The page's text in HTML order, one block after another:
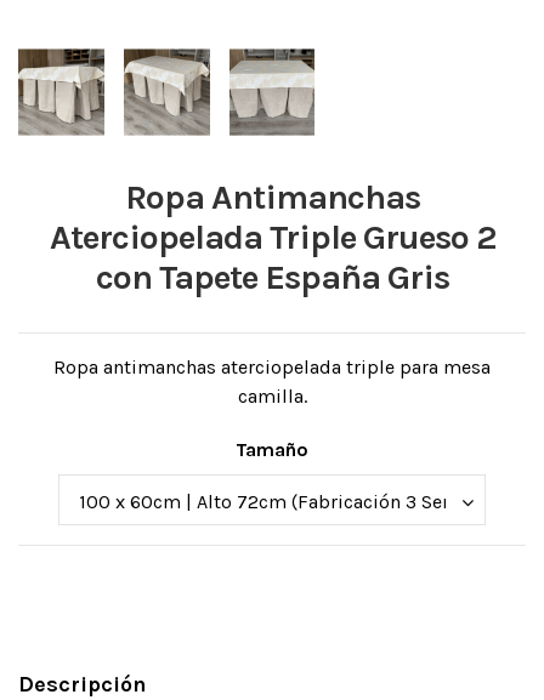
Ropa Antimanchas
Aterciopelada Triple Grueso 2
con Tapete España Gris
Ropa antimanchas aterciopelada triple para mesa
camilla.
Tamaño
Descripción